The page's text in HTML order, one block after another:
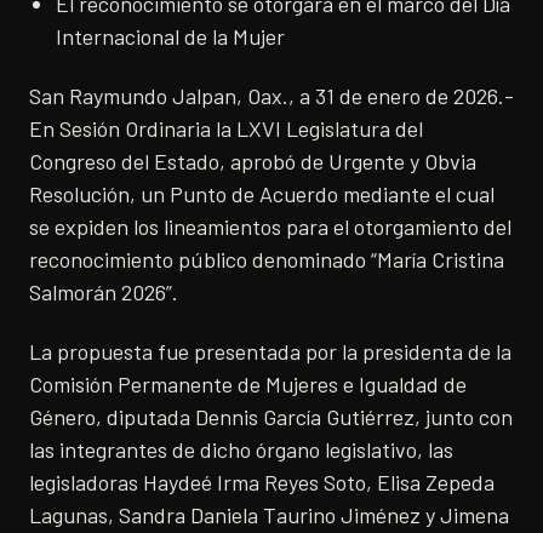
Internacional de la Mujer
San Raymundo Jalpan, Oax., a 31 de enero de 2026.-
En Sesión Ordinaria la LXVI Legislatura del
Congreso del Estado, aprobó de Urgente y Obvia
Resolución, un Punto de Acuerdo mediante el cual
se expiden los lineamientos para el otorgamiento del
reconocimiento público denominado “María Cristina
Salmorán 2026”.
La propuesta fue presentada por la presidenta de la
Comisión Permanente de Mujeres e Igualdad de
Género, diputada Dennis García Gutiérrez, junto con
las integrantes de dicho órgano legislativo, las
legisladoras Haydeé Irma Reyes Soto, Elisa Zepeda
Lagunas, Sandra Daniela Taurino Jiménez y Jimena